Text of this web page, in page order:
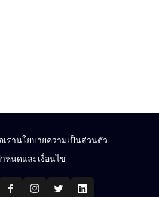
รานโยบายความเป็นส่วนตัว
หนดและเงื่อนไข